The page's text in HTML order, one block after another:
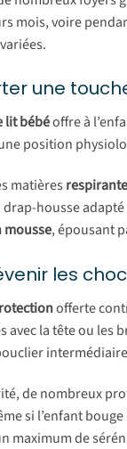
mois, voire
une
lit bébéoffre à
position
matières
housse
mousse, épousant
les
offerte
la tête ou les
de nombreux
si l’enfant
maximum de